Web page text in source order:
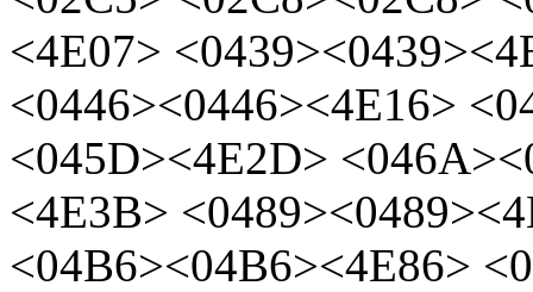
<4E07>
<0446><0446><4E16>
<045D><4E2D>
<4E3B>
<04B6><04B6><4E86>